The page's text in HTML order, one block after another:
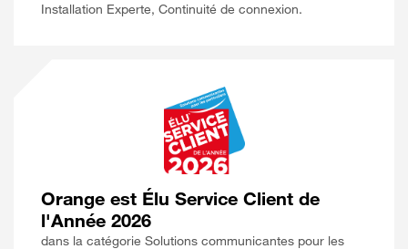
Installation Experte, Continuité de connexion.
Orange est Élu Service Client de
l'Année 2026
dans la catégorie Solutions communicantes pour les